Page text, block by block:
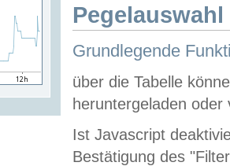
Grundlegende
über die Tabelle
heruntergeladen oder
Ist Javascript
Bestätigung des